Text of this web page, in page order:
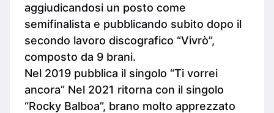
aggiudicandosi un posto come
semifinalista e pubblicando subito dopo il
secondo lavoro discografico “Vivrò”,
composto da 9 brani.
Nel 2019 pubblica il singolo “Ti vorrei
ancora” Nel 2021 ritorna con il singolo
“Rocky Balboa”, brano molto apprezzato